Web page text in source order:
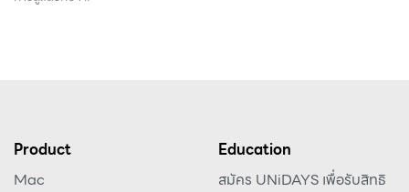
Product
Mac
Education
สมัคร UNiDAYS เพื่อรับสิทธิ